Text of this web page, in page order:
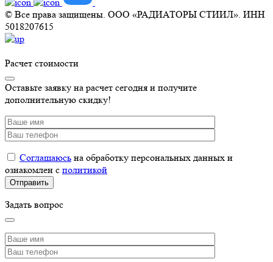
© Все права защищены. ООО «РАДИАТОРЫ СТИИЛ». ИНН
5018207615
Расчет стоимости
Оставьте заявку на расчет сегодня и получите
дополнительную скидку!
Соглашаюсь на обработку персональных данных и
ознакомлен с политикой
Задать вопрос